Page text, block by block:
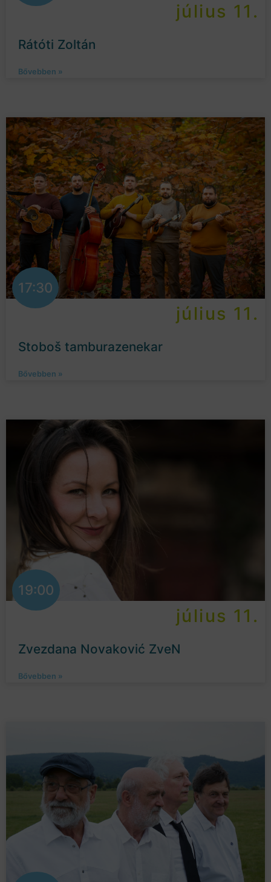
július 11.
Rátóti Zoltán
Bővebben »
17:30
július 11.
Stoboš tamburazenekar
Bővebben »
19:00
július 11.
Zvezdana Novaković ZveN
Bővebben »